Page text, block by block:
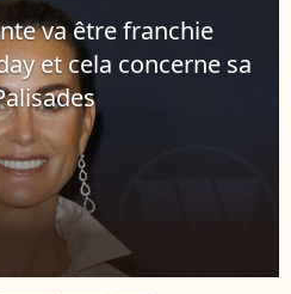
connue
des
va être franchie
et cela concerne sa